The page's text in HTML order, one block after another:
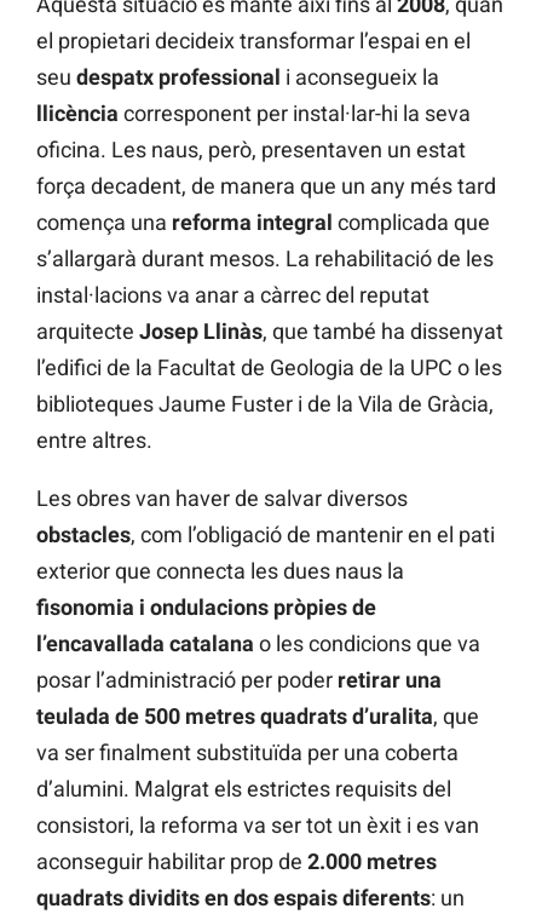
el propietari decideix transformar l’espai en el
seu despatx professional i aconsegueix la
llicència corresponent per instal·lar-hi la seva
oficina. Les naus, però, presentaven un estat
força decadent, de manera que un any més tard
comença una reforma integral complicada que
s’allargarà durant mesos. La rehabilitació de les
instal·lacions va anar a càrrec del reputat
arquitecte Josep Llinàs, que també ha dissenyat
l’edifici de la Facultat de Geologia de la UPC o les
biblioteques Jaume Fuster i de la Vila de Gràcia,
entre altres.
Les obres van haver de salvar diversos
obstacles, com l’obligació de mantenir en el pati
exterior que connecta les dues naus la
fisonomia i ondulacions pròpies de
l’encavallada catalana o les condicions que va
posar l’administració per poder retirar una
teulada de 500 metres quadrats d’uralita, que
va ser finalment substituïda per una coberta
d’alumini. Malgrat els estrictes requisits del
consistori, la reforma va ser tot un èxit i es van
aconseguir habilitar prop de 2.000 metres
quadrats dividits en dos espais diferents: un